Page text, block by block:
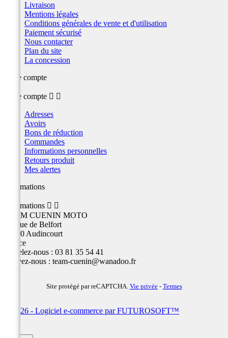
Livraison
Mentions légales
Conditions générales de vente et d'utilisation
Paiement sécurisé
Nous contacter
Plan du site
La concession
Votre compte
Votre compte  
Adresses
Avoirs
Bons de réduction
Commandes
Informations personnelles
Retours produit
Mes alertes
Informations
Informations  
TEAM CUENIN MOTO
26 Rue de Belfort
25400 Audincourt
France
Appelez-nous : 03 81 35 54 41
Écrivez-nous : team-cuenin@wanadoo.fr
Site protégé par reCAPTCHA. Vie privée- Termes
© 2026 - Logiciel e-commerce par FUTUROSOFT™